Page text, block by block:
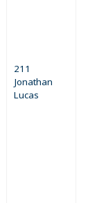
211
Jonathan
Lucas